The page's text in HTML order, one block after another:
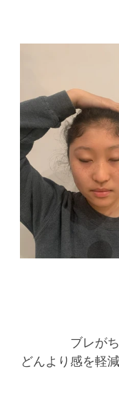
ブレが
どんより感を軽